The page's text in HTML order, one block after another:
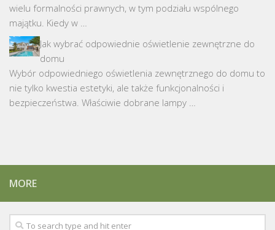
wielu formalności prawnych, w tym podziału wspólnego
majątku. Kiedy w …
Jak wybrać odpowiednie oświetlenie zewnętrzne do
domu
Wybór odpowiedniego oświetlenia zewnętrznego do domu to
nie tylko kwestia estetyki, ale także funkcjonalności i
bezpieczeństwa. Właściwie dobrane lampy …
MORE